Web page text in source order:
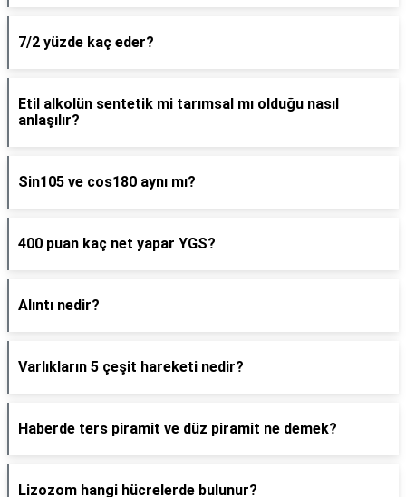
7/2 yüzde kaç eder?
Etil alkolün sentetik mi tarımsal mı olduğu nasıl
anlaşılır?
Sin105 ve cos180 aynı mı?
400 puan kaç net yapar YGS?
Alıntı nedir?
Varlıkların 5 çeşit hareketi nedir?
Haberde ters piramit ve düz piramit ne demek?
Lizozom hangi hücrelerde bulunur?